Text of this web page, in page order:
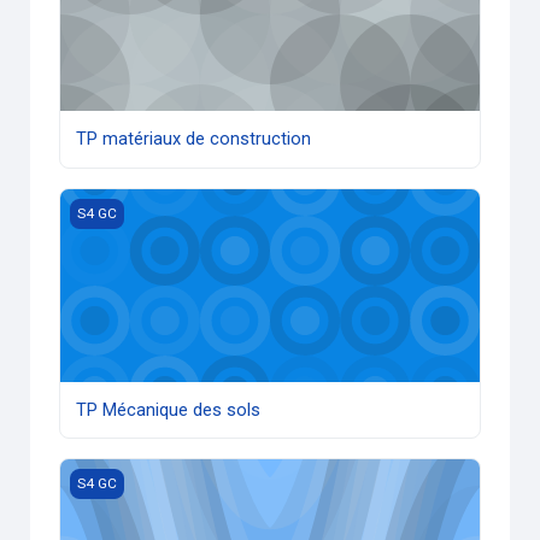
TP matériaux de construction
TP Mécanique des sols
S4 GC
TP Mécanique des sols
Méthodes Numériques (GC)
S4 GC